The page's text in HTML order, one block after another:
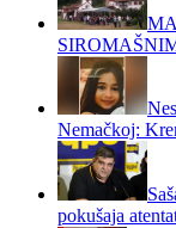
Nemačkoj:
pokušaja